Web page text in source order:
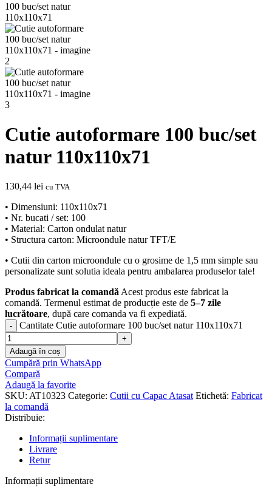
Cutie autoformare 100 buc/set
natur 110x110x71
130,44 lei cu TVA
• Dimensiuni: 110x110x71
• Nr. bucati / set: 100
• Material: Carton ondulat natur
• Structura carton: Microondule natur TFT/E
• Cutii din carton microondule cu o grosime de 1,5 mm simple sau
personalizate sunt solutia ideala pentru ambalarea produselor tale!
Produs fabricat la comandăAcest produs este fabricat la
comandă. Termenul estimat de producție este de 5–7 zile
lucrătoare, după care comanda va fi expediată.
Cantitate Cutie autoformare 100 buc/set natur 110x110x71
Adaugă în coș
Cumpără prin WhatsApp
Compară
Adaugă la favorite
SKU: AT10323 Categorie: Cutii cu Capac Atasat Etichetă: Fabricat
la comandă
Distribuie:
Informații suplimentare
Livrare
Retur
Informații suplimentare